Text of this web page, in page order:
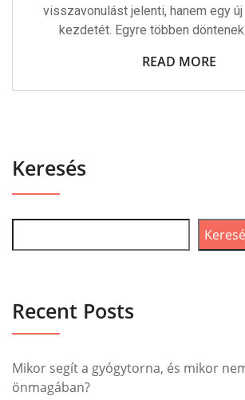
visszavonulást jelenti, hanem egy
kezdetét. Egyre többen
READ MORE
Keresés
Recent Posts
Mikor segít a gyógytorna, és mikor
önmagában?